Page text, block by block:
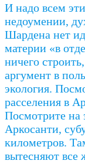
И надо всем
недоумении,
Шардена нет
материи «в
ничего
аргумент в
экология.
расселения в
Посмотрите на
Аркосанти,
километров.
вытесняют все